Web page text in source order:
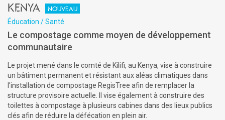
Kenya Nouveau
Éducation / Santé
Le compostage comme moyen de développement
communautaire
Le projet mené dans le comté de Kilifi, au Kenya, vise à construire
un bâtiment permanent et résistant aux aléas climatiques dans
l'installation de compostage RegisTree afin de remplacer la
structure provisoire actuelle. Il vise également à construire des
toilettes à compostage à plusieurs cabines dans des lieux publics
clés afin de réduire la défécation en plein air.